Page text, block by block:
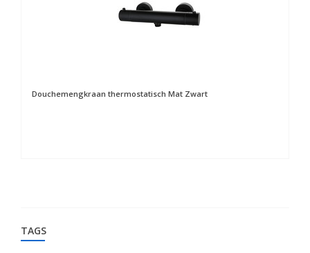
Douchemengkraan thermostatisch Mat Zwart
TAGS